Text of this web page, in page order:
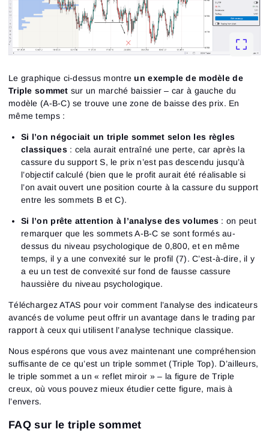
Le graphique ci-dessus montreun exemple de modèle de
Triple sommet sur un marché baissier – car à gauche du
modèle (A-B-C) se trouve une zone de baisse des prix. En
même temps :
Si l’on négociait un triple sommet selon les règles
classiques: cela aurait entraîné une perte, car après la
cassure du support S, le prix n’est pas descendu jusqu’à
l’objectif calculé (bien que le profit aurait été réalisable si
l’on avait ouvert une position courte à la cassure du support
entre les sommets B et C).
Si l’on prête attention à l’analyse des volumes : on peut
remarquer que les sommets A-B-C se sont formés au-
dessus du niveau psychologique de 0,800, et en même
temps, il y a une convexité sur le profil (7). C’est-à-dire, il y
a eu un test de convexité sur fond de fausse cassure
haussière du niveau psychologique.
Téléchargez ATAS pour voir comment l’analyse des indicateurs
avancés de volume peut offrir un avantage dans le trading par
rapport à ceux qui utilisent l’analyse technique classique.
Nous espérons que vous avez maintenant une compréhension
suffisante de ce qu’est un triple sommet (Triple Top). D’ailleurs,
le triple sommet a un « reflet miroir » – la figure de Triple
creux, où vous pouvez mieux étudier cette figure, mais à
l’envers.
FAQ sur le triple sommet